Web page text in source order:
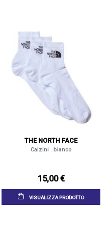
THE NORTH FACE
Calzini . bianco
15,00 €
VISUALIZZA PRODOTTO